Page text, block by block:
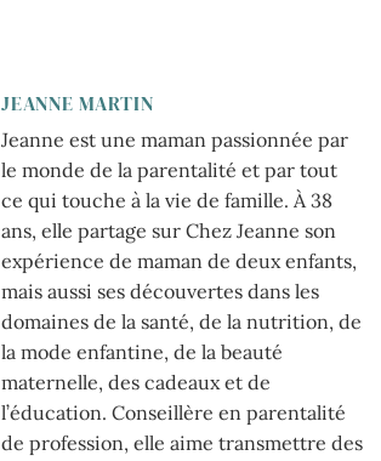
JEANNE MARTIN
Jeanne est une maman passionnée par
le monde de la parentalité et par tout
ce qui touche à la vie de famille. À 38
ans, elle partage sur Chez Jeanne son
expérience de maman de deux enfants,
mais aussi ses découvertes dans les
domaines de la santé, de la nutrition, de
la mode enfantine, de la beauté
maternelle, des cadeaux et de
l’éducation. Conseillère en parentalité
de profession, elle aime transmettre des